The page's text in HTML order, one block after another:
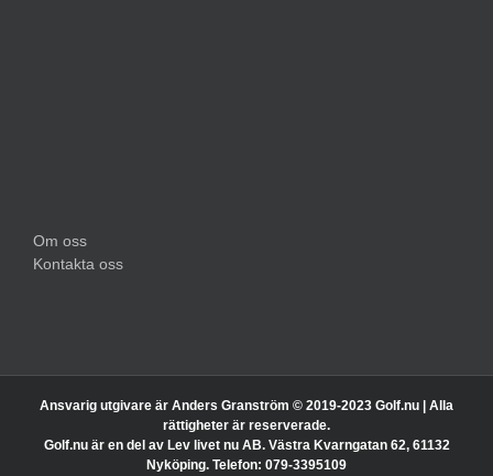
Om oss
Kontakta oss
Ansvarig utgivare är Anders Granström © 2019-2023 Golf.nu | Alla
rättigheter är reserverade.
Golf.nu är en del av Lev livet nu AB. Västra Kvarngatan 62, 61132
Nyköping. Telefon: 079-3395109